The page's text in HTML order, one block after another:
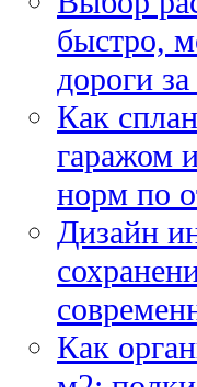
быстро,
дороги
Как
гаражом
норм по
Дизайн
Как